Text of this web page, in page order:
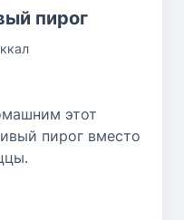
пирог
этот
пирог вместо